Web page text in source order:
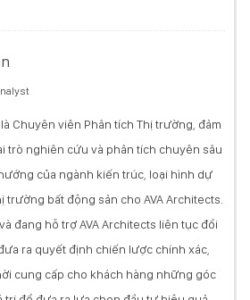
là Chuyên viên Phân tích Thị trường, đảm
trò nghiên cứu và phân tích chuyên sâu
của ngành kiến trúc, loại hình dự
trường bất động sản cho AVA Architects.
đang hỗ trợ AVA Architects liên tục đổi
ra quyết định chiến lược chính xác,
cung cấp cho khách hàng những góc